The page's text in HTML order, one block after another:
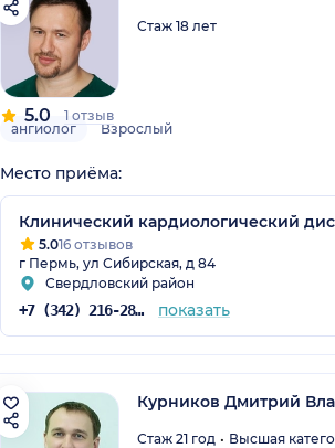
5.0 1 отзыв
Стаж 18 лет
ангиолог Взрослый
Место приёма:
Клинический кардиологический
5.016 отзывов
г Пермь, ул Сибирская, д 84
Свердловский район
+7 (342) 216-28-06 показать
Курников Дмитрий
Стаж 21 год Высшая